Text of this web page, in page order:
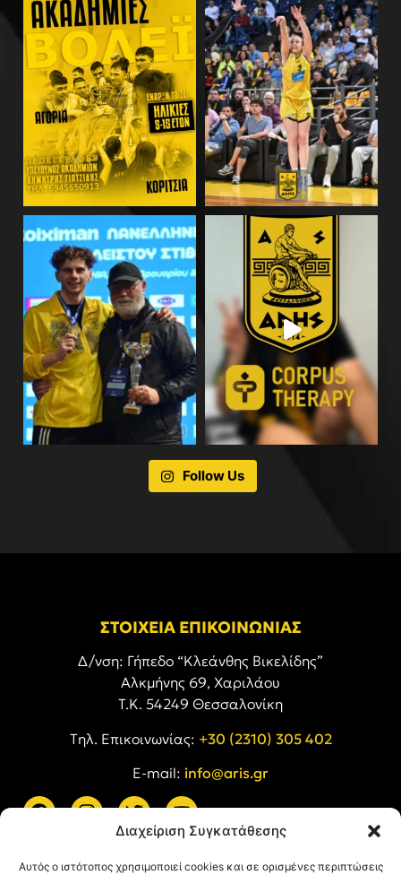
Διαχείριση Συγκατάθεσης
Αυτός ο ιστότοπος χρησιμοποιεί cookies και σε ορισμένες περιπτώσεις
Follow Us
ΣΤΟΙΧΕΙΑ ΕΠΙΚΟΙΝΩΝΙΑΣ
Δ/νση: Γήπεδο “Κλεάνθης Βικελίδης”
Αλκμήνης 69, Χαριλάου
Τ.Κ. 54249 Θεσσαλονίκη
Tηλ. Επικοινωνίας: +30 (2310) 305 402
E-mail: info@aris.gr